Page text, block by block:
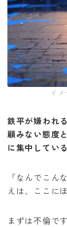
イ
鉄平が嫌われ
顧みない態度
に集中してい
「なんでこん
えは、ここに
まずは不倫で